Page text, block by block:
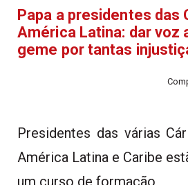
Papa a presidentes das
América Latina: dar voz
geme por tantas
Presidentes das várias
América Latina e Caribe
um curso de formação.